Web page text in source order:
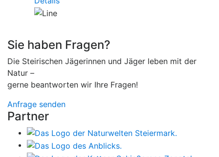
Sie haben Fragen?
Die Steirischen Jägerinnen und Jäger leben mit der
Natur –
gerne beantworten wir Ihre Fragen!
Anfrage senden
Partner